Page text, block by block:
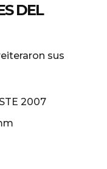
DEL
sus
2007